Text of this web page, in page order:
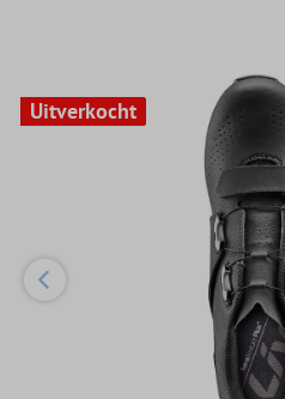
Uitverkocht
Uitverkocht